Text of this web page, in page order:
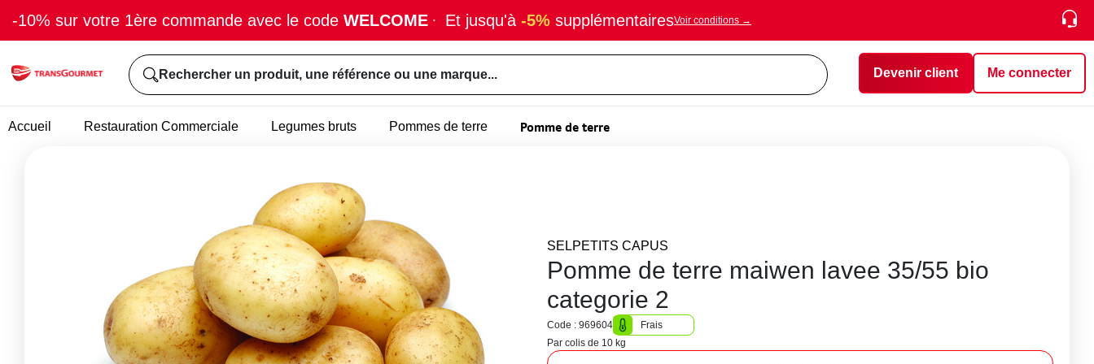
-10% sur votre 1ère commande avec le code WELCOME · Et jusqu'à -5% supplémentairesVoir conditions →
Rechercher un produit, une référence ou une marque... Devenir client Me connecter
Accueil Restauration Commerciale Legumes bruts Pommes de terre Pomme de terre
SELPETITS CAPUS
Pomme de terre maiwen lavee 35/55 bio
categorie 2
Code : 969604
Frais
Par colis de 10 kg